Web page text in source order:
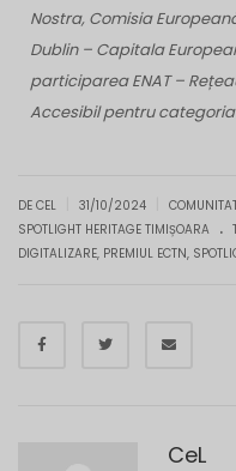
Nostra, Comisia
Dublin – Capitala
participarea ENAT –
Accesibil pentru
DE CEL 31/10/2024
SPOTLIGHT HERITAGE TIMIȘOARA .
DIGITALIZARE, PREMIUL ECTN,
CeL